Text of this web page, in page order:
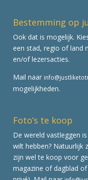
Bestemming op
Ook dat is mogelijk.
een stad, regio of land
en/of lezersacties.
Mail naar
mogelijkheden.
Foto’s te koop
De wereld vastleggen
wilt hebben? Natuurlijk
zijn wel te koop voor
magazine of dagblad